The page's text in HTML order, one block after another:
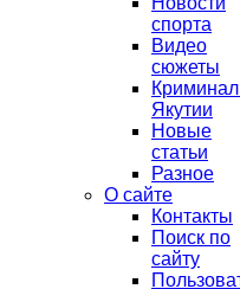
спорта
Видео
сюжеты
Якутии
Новые
статьи
Разное
О сайте
Контакты
Поиск по
сайту